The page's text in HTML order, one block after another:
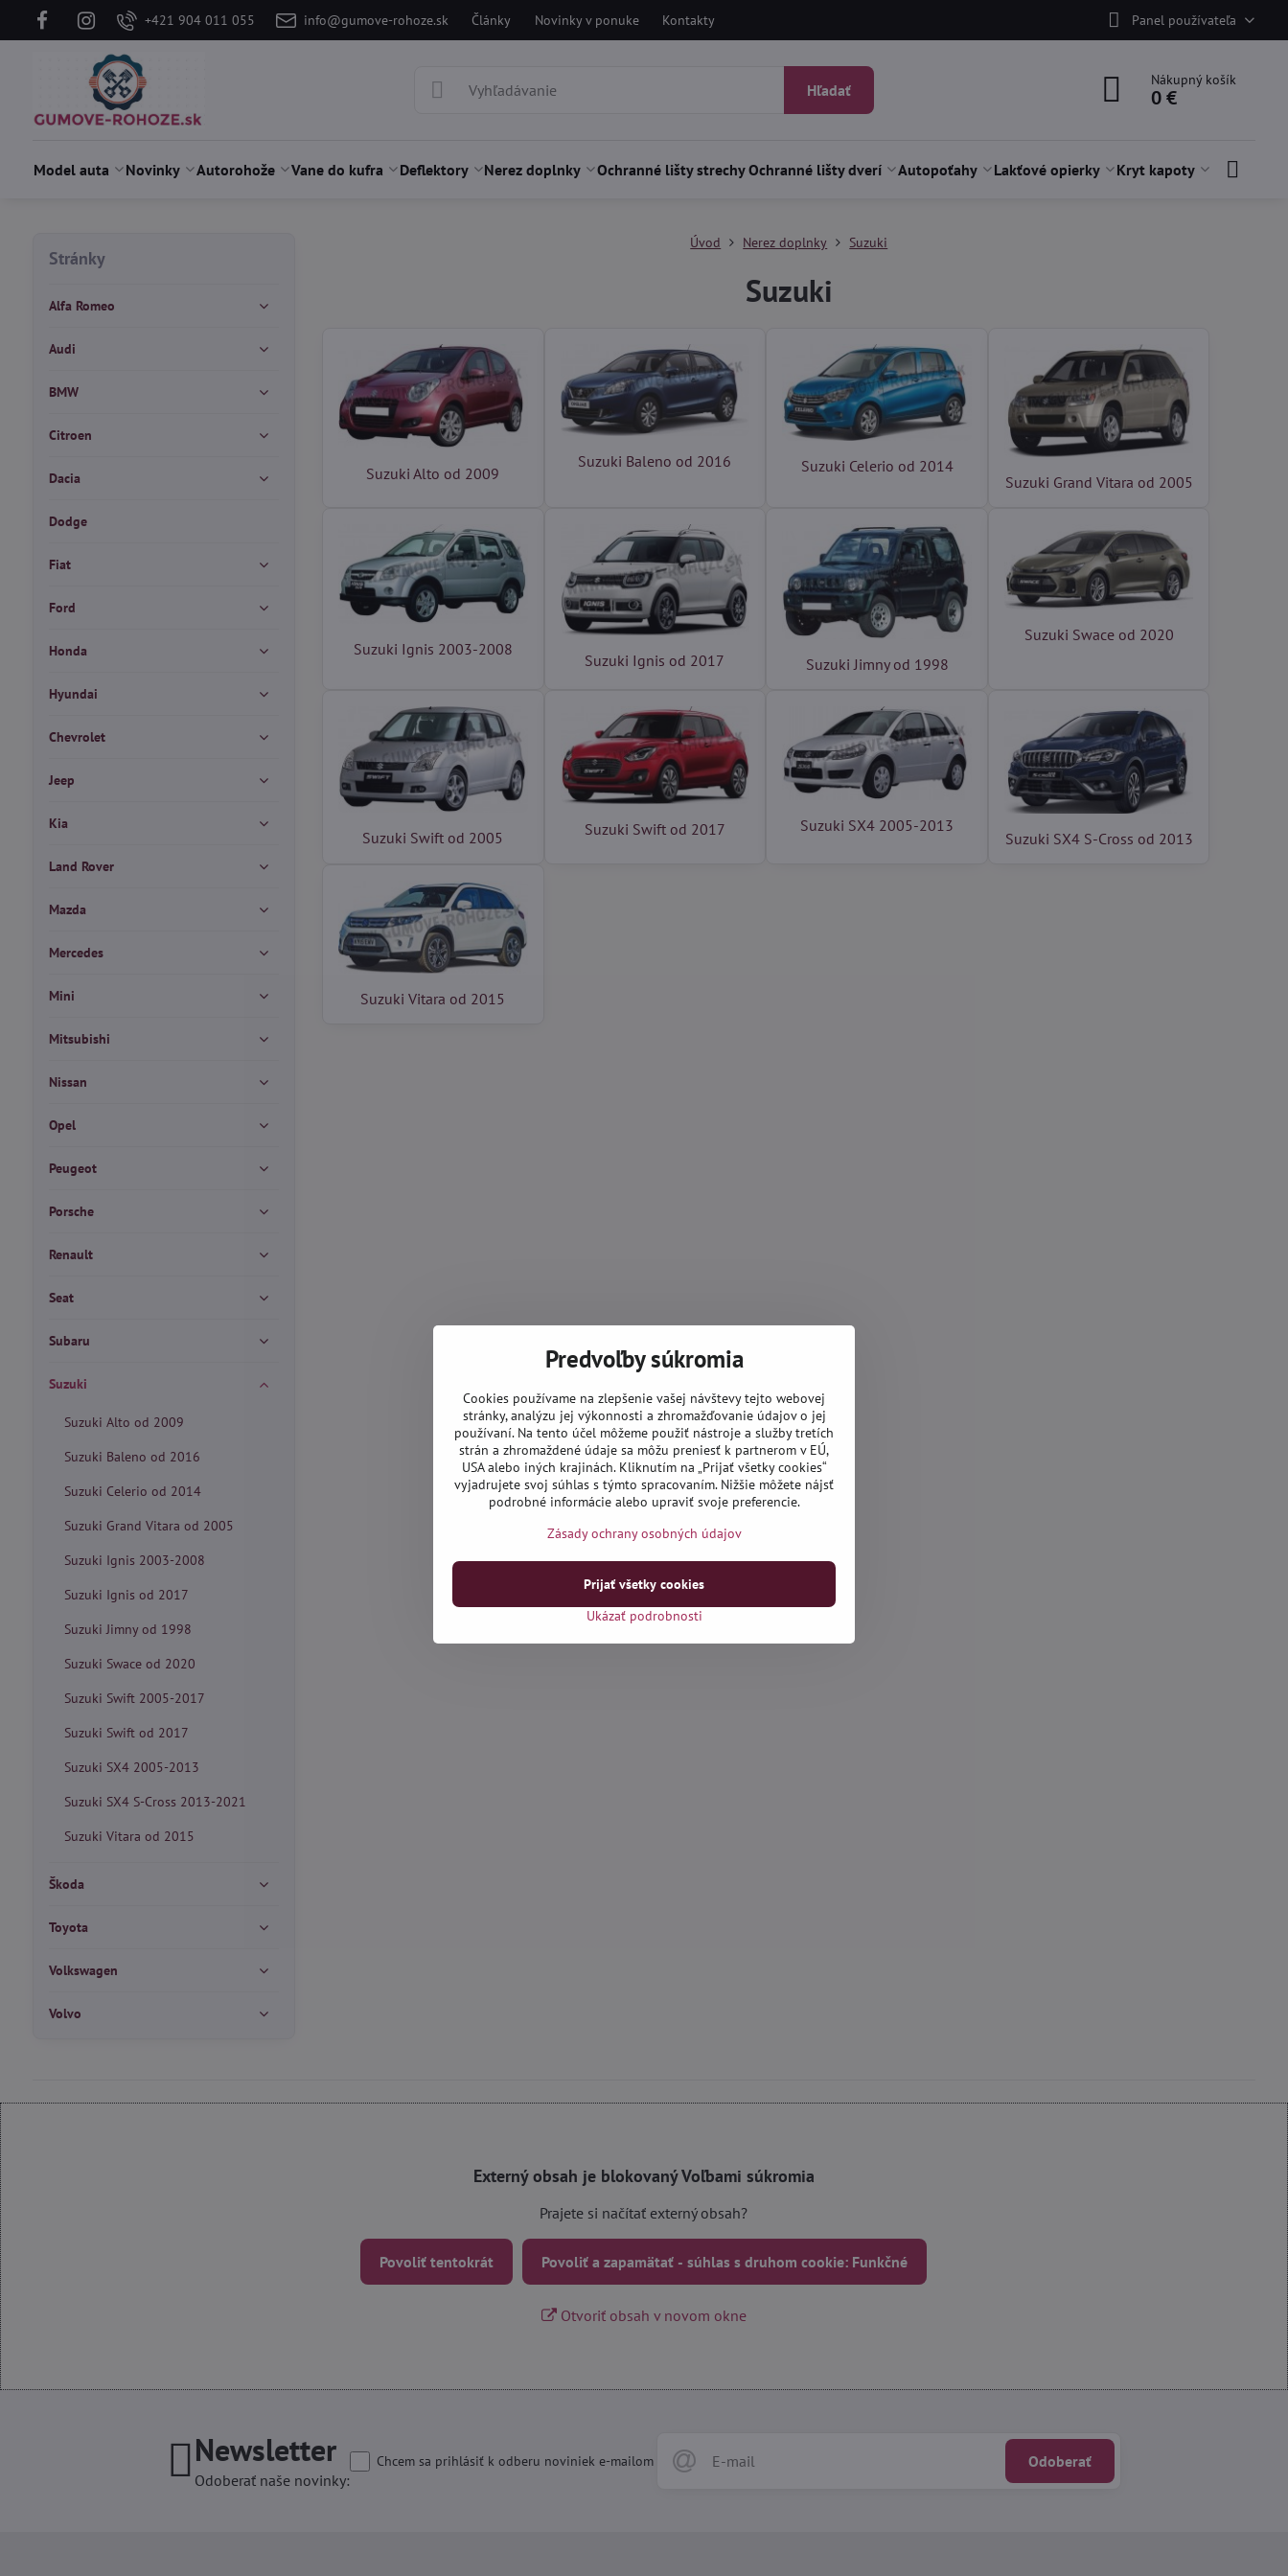
+421 904 011 055 info@gumove-rohoze.sk Články Novinky v ponuke Kontakty Panel používateľa
Hľadať
Nákupný košík
0 €
Model auta Novinky Autorohože Vane do kufra Deflektory Nerez doplnky Ochranné lišty strechyOchranné lišty dverí Autopoťahy Lakťové opierky Kryt kapoty
Úvod Nerez doplnky Suzuki
Suzuki
Suzuki Alto od 2009
Suzuki Baleno od 2016
Suzuki Celerio od 2014
Suzuki Grand Vitara od 2005
Suzuki Ignis 2003-2008
Suzuki Ignis od 2017 Suzuki Jimny od 1998
Suzuki Swace od 2020
Suzuki Swift od 2005 Suzuki Swift od 2017 Suzuki SX4 2005-2013
Suzuki SX4 S-Cross od 2013
Suzuki Vitara od 2015
Stránky
Alfa Romeo
Audi
BMW
Citroen
Dacia
Dodge
Fiat
Ford
Honda
Hyundai
Chevrolet
Jeep
Kia
Land Rover
Mazda
Mercedes
Mini
Mitsubishi
Nissan
Opel
Peugeot
Porsche
Renault
Seat
Subaru
Suzuki
Suzuki Alto od 2009
Suzuki Baleno od 2016
Suzuki Celerio od 2014
Suzuki Grand Vitara od 2005
Suzuki Ignis 2003-2008
Suzuki Ignis od 2017
Suzuki Jimny od 1998
Suzuki Swace od 2020
Suzuki Swift 2005-2017
Suzuki Swift od 2017
Suzuki SX4 2005-2013
Suzuki SX4 S-Cross 2013-2021
Suzuki Vitara od 2015
Škoda
Toyota
Volkswagen
Volvo
Externý obsah je blokovaný Voľbami súkromia
Prajete si načítať externý obsah?
Povoliť tentokrát Povoliť a zapamätať - súhlas s druhom cookie: Funkčné
Otvoriť obsah v novom okne
Newsletter
Odoberať naše novinky:
Odoberať
Chcem sa prihlásiť k odberu noviniek e-mailom
Predvoľby súkromia
Cookies používame na zlepšenie vašej návštevy tejto webovej
stránky, analýzu jej výkonnosti a zhromažďovanie údajov o jej
používaní. Na tento účel môžeme použiť nástroje a služby tretích
strán a zhromaždené údaje sa môžu preniesť k partnerom v EÚ,
USA alebo iných krajinách. Kliknutím na „Prijať všetky cookies“
vyjadrujete svoj súhlas s týmto spracovaním. Nižšie môžete nájsť
podrobné informácie alebo upraviť svoje preferencie.
Zásady ochrany osobných údajov
Ukázať podrobnosti
Prijať všetky cookies